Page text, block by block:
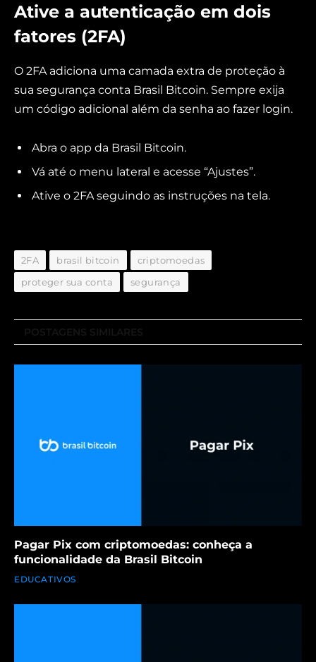
Ative a autenticação em dois
fatores (2FA)
O 2FA adiciona uma camada extra de proteção à
sua segurança conta Brasil Bitcoin. Sempre exija
um código adicional além da senha ao fazer login.
Abra o app da Brasil Bitcoin.
Vá até o menu lateral e acesse “Ajustes”.
Ative o 2FA seguindo as instruções na tela.
2FA brasil bitcoin
criptomoedas
proteger sua conta
segurança
Pagar Pix com criptomoedas: conheça a
funcionalidade da Brasil Bitcoin
EDUCATIVOS